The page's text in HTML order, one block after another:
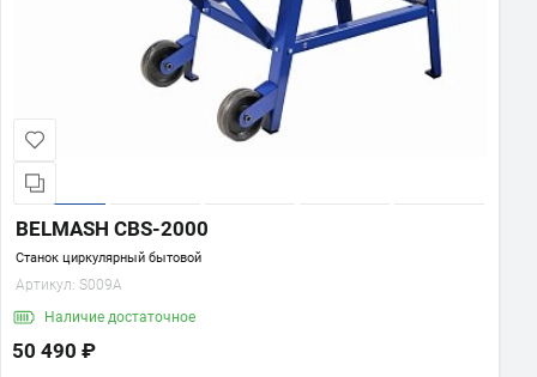
BELMASH CBS-2000
Станок циркулярный бытовой
Артикул: S009A
Наличие достаточное
50 490 ₽